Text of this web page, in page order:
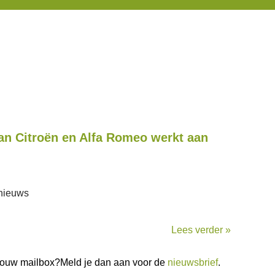
Citroën en Alfa Romeo werkt aan
Lees verder »
mailbox?Meld je dan aan voor de nieuwsbrief.